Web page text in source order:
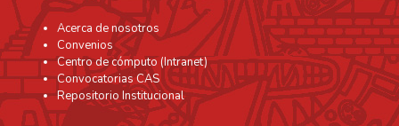
Acerca de nosotros
Convenios
Centro de cómputo (Intranet)
Convocatorias CAS
Repositorio Institucional